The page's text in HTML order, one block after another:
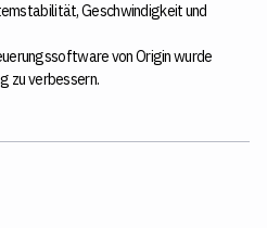
Geschwindigkeit und
von Origin wurde
zu verbessern.